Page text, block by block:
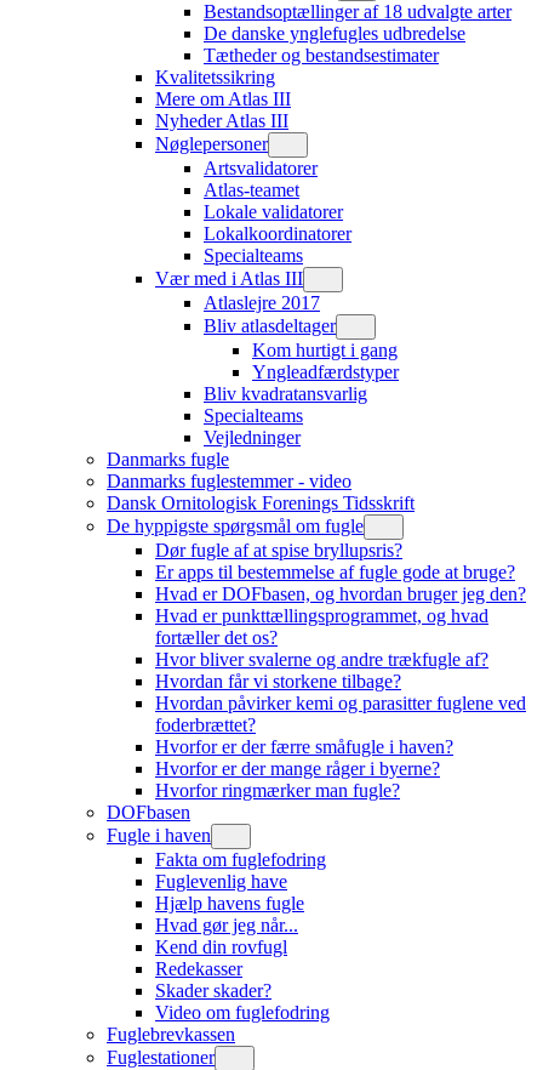
Bestandsoptællinger af 18 udvalgte arter
De danske ynglefugles udbredelse
Tætheder og bestandsestimater
Kvalitetssikring
Mere om Atlas III
Nyheder Atlas III
Nøglepersoner
Artsvalidatorer
Atlas-teamet
Lokale validatorer
Lokalkoordinatorer
Specialteams
Vær med i Atlas III
Atlaslejre 2017
Bliv atlasdeltager
Kom hurtigt i gang
Yngleadfærdstyper
Bliv kvadratansvarlig
Specialteams
Vejledninger
Danmarks fugle
Danmarks fuglestemmer - video
Dansk Ornitologisk Forenings Tidsskrift
De hyppigste spørgsmål om fugle
Dør fugle af at spise bryllupsris?
Er apps til bestemmelse af fugle gode at bruge?
Hvad er DOFbasen, og hvordan bruger jeg den?
Hvad er punkttællingsprogrammet, og hvad
fortæller det os?
Hvor bliver svalerne og andre trækfugle af?
Hvordan får vi storkene tilbage?
Hvordan påvirker kemi og parasitter fuglene ved
foderbrættet?
Hvorfor er der færre småfugle i haven?
Hvorfor er der mange råger i byerne?
Hvorfor ringmærker man fugle?
DOFbasen
Fugle i haven
Fakta om fuglefodring
Fuglevenlig have
Hjælp havens fugle
Hvad gør jeg når...
Kend din rovfugl
Redekasser
Skader skader?
Video om fuglefodring
Fuglebrevkassen
Fuglestationer